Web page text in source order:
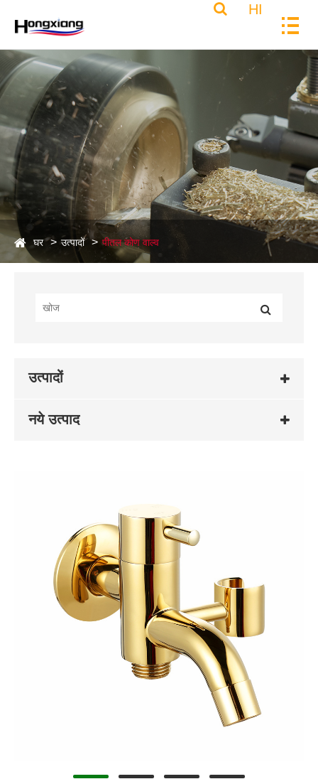
HI
घर उत्पादों पीतल कोण वाल्व
उत्पादों
नये उत्पाद